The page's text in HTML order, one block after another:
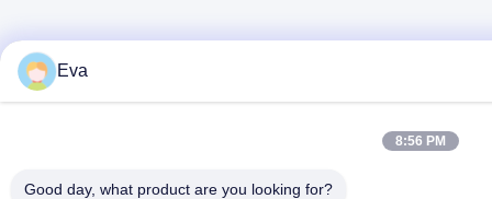
Eva
8:56 PM
Good day, what product are you looking for?